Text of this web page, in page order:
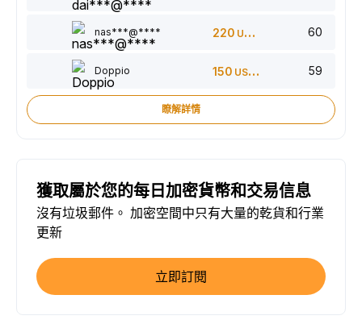
nas***@**** 220 USDT 60
Doppio 150 USDT 59
瞭解詳情
獲取屬於您的每日加密貨幣和交易信息
沒有垃圾郵件。 加密空間中只有大量的乾貨和行業
更新
立即訂閱